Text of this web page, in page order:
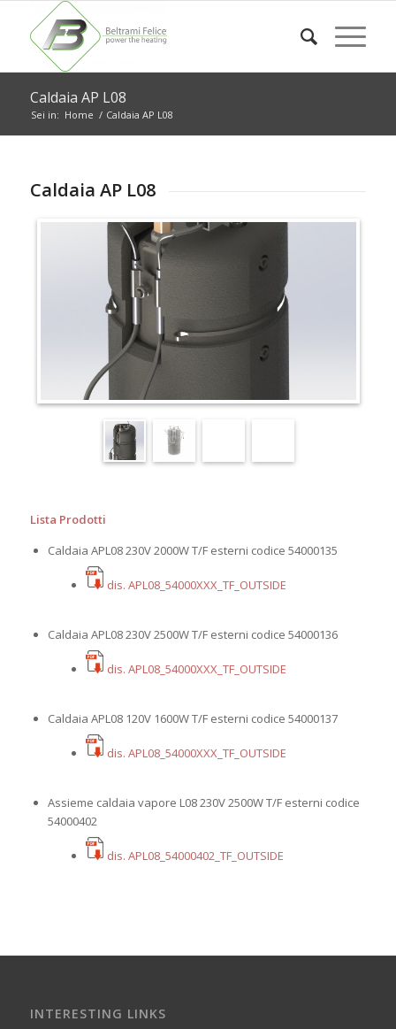
Caldaia AP L08
Sei in: Home / Caldaia AP L08
Caldaia AP L08
Lista Prodotti
Caldaia APL08 230V 2000W T/F esterni codice 54000135
dis. APL08_54000XXX_TF_OUTSIDE
Caldaia APL08 230V 2500W T/F esterni codice 54000136
dis. APL08_54000XXX_TF_OUTSIDE
Caldaia APL08 120V 1600W T/F esterni codice 54000137
dis. APL08_54000XXX_TF_OUTSIDE
Assieme caldaia vapore L08 230V 2500W T/F esterni codice
54000402
dis. APL08_54000402_TF_OUTSIDE
INTERESTING LINKS